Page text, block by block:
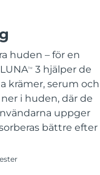
huden – för en
TM
3 hjälper de
krämer, serum och
i huden, där de
uppger
bättre efter